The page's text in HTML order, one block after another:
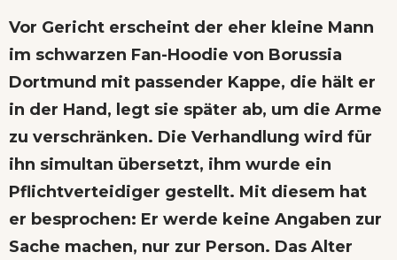
Vor Gericht erscheint der eher kleine Mann
im schwarzen Fan-Hoodie von Borussia
Dortmund mit passender Kappe, die hält er
in der Hand, legt sie später ab, um die Arme
zu verschränken. Die Verhandlung wird für
ihn simultan übersetzt, ihm wurde ein
Pflichtverteidiger gestellt. Mit diesem hat
er besprochen: Er werde keine Angaben zur
Sache machen, nur zur Person. Das Alter